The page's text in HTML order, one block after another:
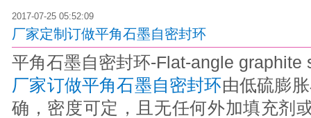
2017-07-25 05:52:09
厂家定制订做平角石墨自密封环
平角石墨自密封环-Flat-angle graphite
厂家订做平角石墨自密封环由低硫膨
确，密度可定，且无任何外加填充剂